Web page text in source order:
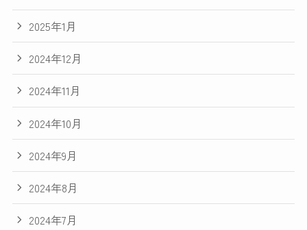
2025年1月
2024年12月
2024年11月
2024年10月
2024年9月
2024年8月
2024年7月